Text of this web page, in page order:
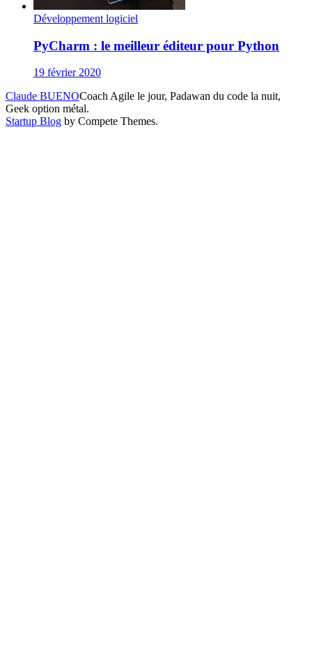
Développement logiciel
PyCharm : le meilleur éditeur pour Python
19 février 2020
Claude BUENOCoach Agile le jour, Padawan du code la nuit,
Geek option métal.
Startup Blog by Compete Themes.